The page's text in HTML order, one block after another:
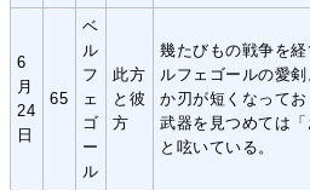
6
月
24
日
65
ベ
ル
フ
ェ
ゴ
ー
ル
此方
と彼
方
幾たびもの戦争を
ルフェゴールの愛
か刃が短くなって
武器を見つめては「
と呟いている。